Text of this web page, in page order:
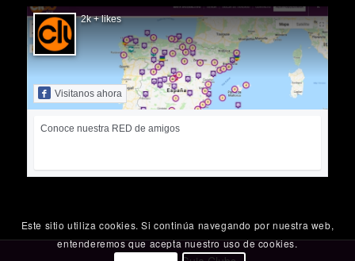
2k + likes
Visitanos ahora
Conoce nuestra RED de amigos
Este sitio utiliza cookies. Si continúa navegando por nuestra web,
entenderemos que acepta nuestro uso de cookies.